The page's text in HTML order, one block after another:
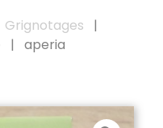
Grignotages
|
| aperia